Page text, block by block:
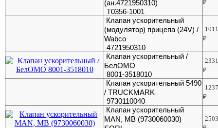
(ан.4721950310)
Т0356-1001
₽
Клапан ускорительный
(модулятор) прицепа (24V) /
Wabco
4721950310
₽
Клапан ускорительный /
БелОМО
8001-3518010
₽
Клапан ускорительный 5490
/ TRUCKMARK
9730110040
₽
Клапан ускорительный
MAN, MB (9730060030)